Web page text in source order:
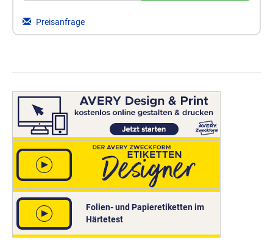
Preisanfrage
Folien- und Papieretiketten im
Härtetest